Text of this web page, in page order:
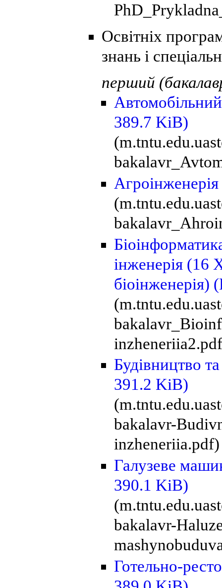
Освітніх
знань і
перший
389.7 KiB)
Агроінженерія
інженерія (16
біоінженерія)
Будівництво
391.2 KiB)
bakalavr-
inzheneriia.pdf)
Галузеве
390.1 KiB)
bakalavr-
Готельно-